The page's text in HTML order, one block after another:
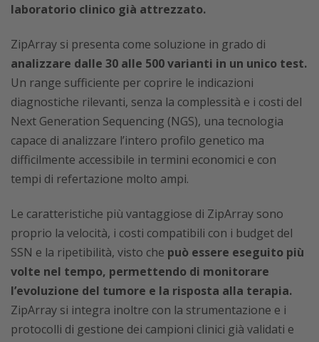
laboratorio clinico già attrezzato.
ZipArray si presenta come soluzione in grado di
analizzare dalle 30 alle 500 varianti in un unico test.
Un range sufficiente per coprire le indicazioni
diagnostiche rilevanti, senza la complessità e i costi del
Next Generation Sequencing (NGS), una tecnologia
capace di analizzare l’intero profilo genetico ma
difficilmente accessibile in termini economici e con
tempi di refertazione molto ampi.
Le caratteristiche più vantaggiose di ZipArray sono
proprio la velocità, i costi compatibili con i budget del
SSN e la ripetibilità, visto che può essere eseguito più
volte nel tempo, permettendo di monitorare
l’evoluzione del tumore e la risposta alla terapia.
ZipArray si integra inoltre con la strumentazione e i
protocolli di gestione dei campioni clinici già validati e